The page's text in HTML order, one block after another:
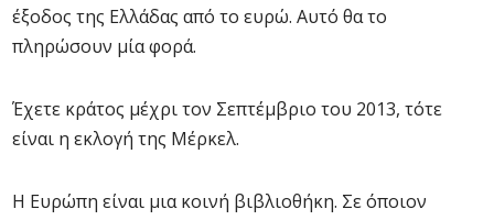
έξοδος της Ελλάδας από το ευρώ. Αυτό θα το
πληρώσουν μία φορά.
Έχετε κράτος μέχρι τον Σεπτέμβριο του 2013, τότε
είναι η εκλογή της Μέρκελ.
Η Ευρώπη είναι μια κοινή βιβλιοθήκη. Σε όποιον